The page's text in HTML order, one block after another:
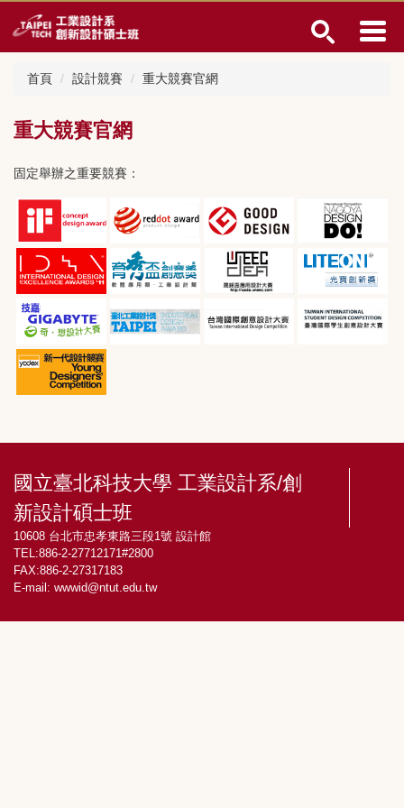
到
主
區
首頁 設計競賽 重大競賽官網
重大競賽官網
固定舉辦之重要競賽：
國立臺北科技大學 工業設計系/創
新設計碩士班
10608 台北市忠孝東路三段1號 設計館
TEL:886-2-27712171#2800
FAX:886-2-27317183
E-mail: wwwid@ntut.edu.tw